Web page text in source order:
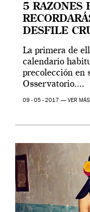
5 RAZONES
DESFILE
La primera de
calendario
precolección en
Osservatorio....
09 - 05 - 2017 — VER MÁS